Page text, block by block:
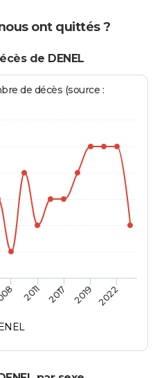
ont quittés ?
de DENEL
de décès (source :
2011 2017 2019 2022